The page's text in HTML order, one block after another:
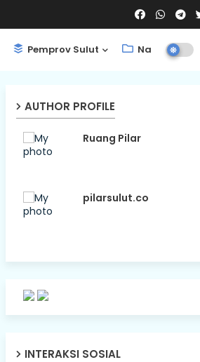
Pemprov Sulut Nasional
AUTHOR PROFILE
Ruang Pilar
pilarsulut.co
INTERAKSI SOSIAL